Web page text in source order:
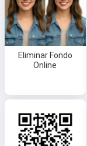
Eliminar Fondo
Online